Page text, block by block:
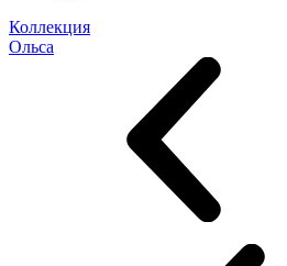
Коллекция
Ольса